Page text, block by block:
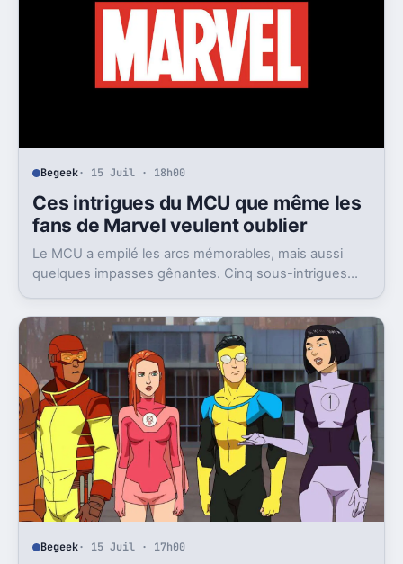
Begeek· 15 Juil · 18h00
Ces intrigues du MCU que même les
fans de Marvel veulent oublier
Le MCU a empilé les arcs mémorables, mais aussi
quelques impasses gênantes. Cinq sous-intrigues
Begeek· 15 Juil · 17h00